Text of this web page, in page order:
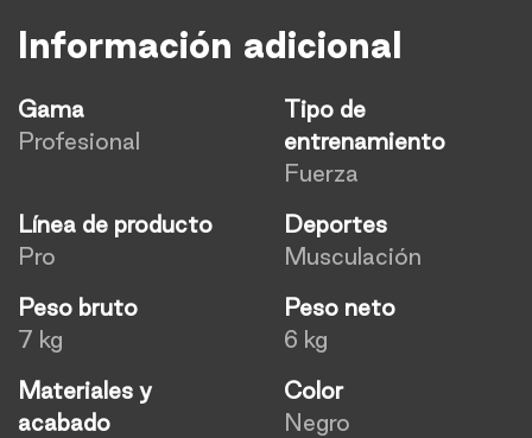
Información adicional
Gama
Profesional
Tipo de
entrenamiento
Fuerza
Línea de producto
Pro
Deportes
Musculación
Peso bruto
7 kg
Peso neto
6 kg
Materiales y
acabado
Color
Negro